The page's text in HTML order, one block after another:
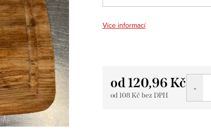
Více informací
od120,96 Kč
od108 Kč bez DPH